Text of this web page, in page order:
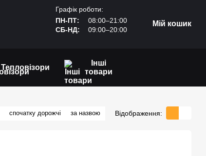
Графік роботи:
ПН-ПТ:
08:00–21:00
СБ-НД:
09:00–20:00
Мій кошик
Тепловізори
Інші
товари
спочатку дорожчі за назвою Відображення: